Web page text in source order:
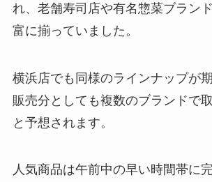
れ、老舗寿司店や有名惣菜ブラン
富に揃っていました。
横浜店でも同様のラインナップが
販売分としても複数のブランドで
と予想されます。
人気商品は午前中の早い時間帯に